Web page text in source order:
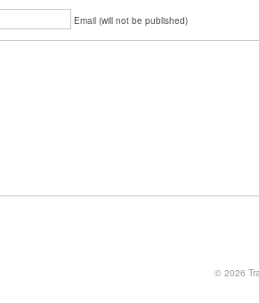
Email (will not be published)
© 2026